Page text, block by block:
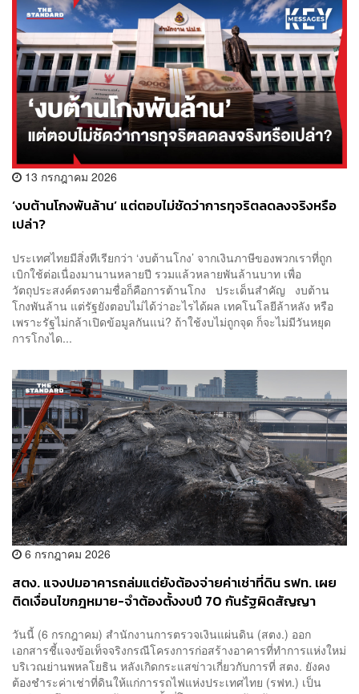
13 กรกฎาคม 2026
‘งบต้านโกงพันล้าน’ แต่ตอบไม่ชัดว่าการทุจริตลดลงจริงหรือ
เปล่า?
ประเทศไทยมีสิ่งทีเรียกว่า ‘งบต้านโกง’ จากเงินภาษีของพวกเราที่ถูก
เบิกใช้ต่อเนื่องมานานหลายปี รวมแล้วหลายพันล้านบาท เพื่อ
วัตถุประสงค์ตรงตามชื่อก็คือการต้านโกง ประเด็นสำคัญ งบต้าน
โกงพันล้าน แต่รัฐยังตอบไม่ได้ว่าอะไรได้ผล เทคโนโลยีล้าหลัง หรือ
เพราะรัฐไม่กล้าเปิดข้อมูลกันแน่? ถ้าใช้งบไม่ถูกจุด ก็จะไม่มีวันหยุด
การโกงได...
6 กรกฎาคม 2026
สตง. แจงปมอาคารถล่มแต่ยังต้องจ่ายค่าเช่าที่ดิน รฟท. เผย
ติดเงื่อนไขกฎหมาย-จำต้องตั้งงบปี 70 กันรัฐผิดสัญญา
วันนี้ (6 กรกฎาคม) สำนักงานการตรวจเงินแผ่นดิน (สตง.) ออก
เอกสารชี้แจงข้อเท็จจริงกรณีโครงการก่อสร้างอาคารที่ทำการแห่งใหม่
บริเวณย่านพหลโยธิน หลังเกิดกระแสข่าวเกี่ยวกับการที่ สตง. ยังคง
ต้องชำระค่าเช่าที่ดินให้แก่การรถไฟแห่งประเทศไทย (รฟท.) เป็น